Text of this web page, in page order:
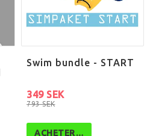
Swim bundle - START
793 SEK
349 SEK
ACHETER…